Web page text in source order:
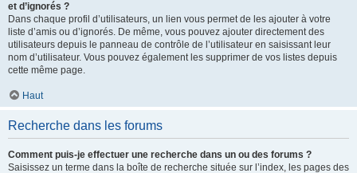
et d’ignorés ?
Dans chaque profil d’utilisateurs, un lien vous permet de les ajouter à votre
liste d’amis ou d’ignorés. De même, vous pouvez ajouter directement des
utilisateurs depuis le panneau de contrôle de l’utilisateur en saisissant leur
nom d’utilisateur. Vous pouvez également les supprimer de vos listes depuis
cette même page.
Haut
Recherche dans les forums
Comment puis-je effectuer une recherche dans un ou des forums ?
Saisissez un terme dans la boîte de recherche située sur l’index, les pages des